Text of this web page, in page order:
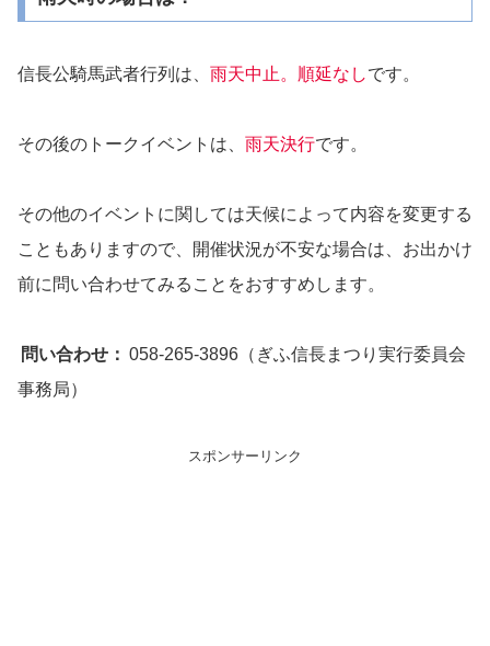
信長公騎馬武者行列は、 雨天中止。順延なしです。
その後のトークイベントは、 雨天決行です。
その他のイベントに関しては天候によって内容を変更する
こともありますので、開催状況が不安な場合は、お出かけ
前に問い合わせてみることをおすすめします。
問い合わせ： 058-265-3896（ぎふ信長まつり実行委員会
事務局）
スポンサーリンク